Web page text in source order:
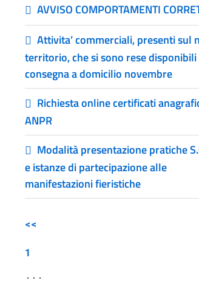
AVVISO COMPORTAMENTI
Attivita’ commerciali, presenti sul
territorio, che si sono rese
consegna a domicilio novembre
Richiesta online certificati
ANPR
Modalità presentazione pratiche
e istanze di partecipazione alle
manifestazioni fieristiche
<<
1
...